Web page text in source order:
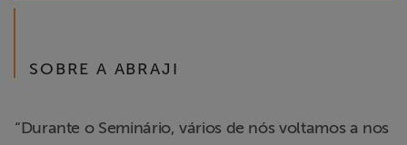
Formação
Acesso à
SOBRE A ABRAJI
“Durante o Seminário, vários de nós voltamos a nos